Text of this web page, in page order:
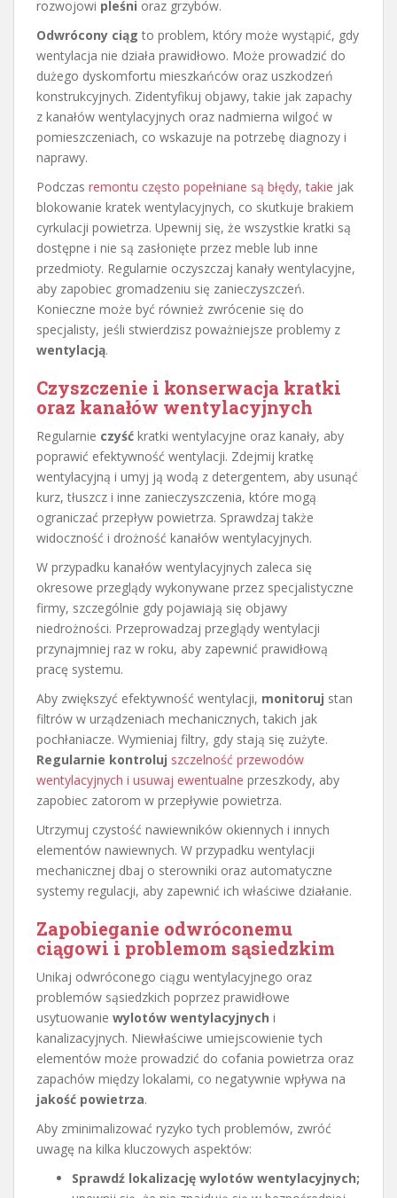
rozwojowi pleśni oraz grzybów.
Odwrócony ciąg to problem, który może wystąpić, gdy
wentylacja nie działa prawidłowo. Może prowadzić do
dużego dyskomfortu mieszkańców oraz uszkodzeń
konstrukcyjnych. Zidentyfikuj objawy, takie jak zapachy
z kanałów wentylacyjnych oraz nadmierna wilgoć w
pomieszczeniach, co wskazuje na potrzebę diagnozy i
naprawy.
Podczas remontu często popełniane są błędy, takie jak
blokowanie kratek wentylacyjnych, co skutkuje brakiem
cyrkulacji powietrza. Upewnij się, że wszystkie kratki są
dostępne i nie są zasłonięte przez meble lub inne
przedmioty. Regularnie oczyszczaj kanały wentylacyjne,
aby zapobiec gromadzeniu się zanieczyszczeń.
Konieczne może być również zwrócenie się do
specjalisty, jeśli stwierdzisz poważniejsze problemy z
wentylacją.
Czyszczenie i konserwacja kratki
oraz kanałów wentylacyjnych
Regularnie czyść kratki wentylacyjne oraz kanały, aby
poprawić efektywność wentylacji. Zdejmij kratkę
wentylacyjną i umyj ją wodą z detergentem, aby usunąć
kurz, tłuszcz i inne zanieczyszczenia, które mogą
ograniczać przepływ powietrza. Sprawdzaj także
widoczność i drożność kanałów wentylacyjnych.
W przypadku kanałów wentylacyjnych zaleca się
okresowe przeglądy wykonywane przez specjalistyczne
firmy, szczególnie gdy pojawiają się objawy
niedrożności. Przeprowadzaj przeglądy wentylacji
przynajmniej raz w roku, aby zapewnić prawidłową
pracę systemu.
Aby zwiększyć efektywność wentylacji, monitoruj stan
filtrów w urządzeniach mechanicznych, takich jak
pochłaniacze. Wymieniaj filtry, gdy stają się zużyte.
Regularnie kontroluj szczelność przewodów
wentylacyjnych i usuwaj ewentualne przeszkody, aby
zapobiec zatorom w przepływie powietrza.
Utrzymuj czystość nawiewników okiennych i innych
elementów nawiewnych. W przypadku wentylacji
mechanicznej dbaj o sterowniki oraz automatyczne
systemy regulacji, aby zapewnić ich właściwe działanie.
Zapobieganie odwróconemu
ciągowi i problemom sąsiedzkim
Unikaj odwróconego ciągu wentylacyjnego oraz
problemów sąsiedzkich poprzez prawidłowe
usytuowanie wylotów wentylacyjnych i
kanalizacyjnych. Niewłaściwe umiejscowienie tych
elementów może prowadzić do cofania powietrza oraz
zapachów między lokalami, co negatywnie wpływa na
jakość powietrza.
Aby zminimalizować ryzyko tych problemów, zwróć
uwagę na kilka kluczowych aspektów:
Sprawdź lokalizację wylotów wentylacyjnych;